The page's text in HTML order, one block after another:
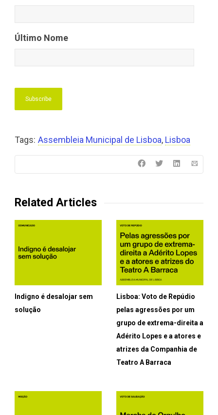
Último Nome
Tags: Assembleia Municipal de Lisboa, Lisboa
Related Articles
Indigno é desalojar sem
solução
Lisboa: Voto de Repúdio
pelas agressões por um
grupo de extrema-direita a
Adérito Lopes e a atores e
atrizes da Companhia de
Teatro A Barraca